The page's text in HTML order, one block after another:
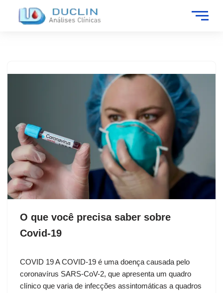
O que você precisa saber sobre
Covid-19
COVID 19 A COVID-19 é uma doença causada pelo
coronavírus SARS-CoV-2, que apresenta um quadro
clínico que varia de infecções assintomáticas a quadros